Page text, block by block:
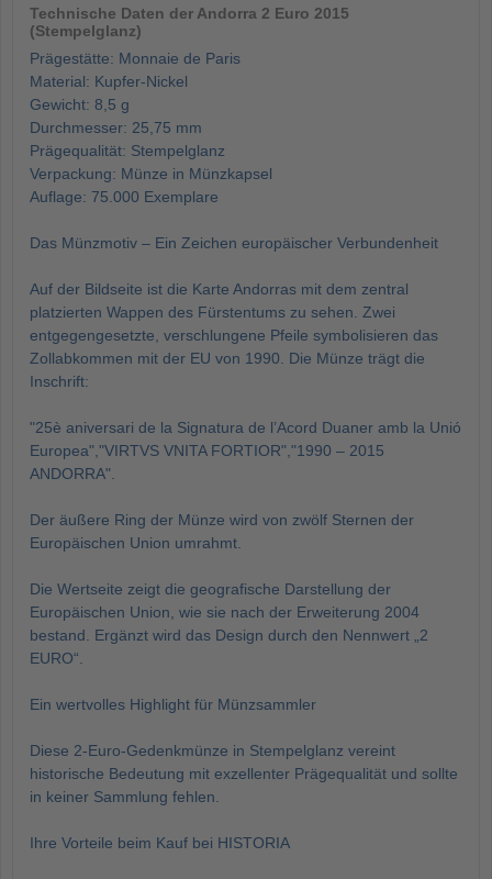
Technische Daten der Andorra 2 Euro 2015
(Stempelglanz)
Prägestätte: Monnaie de Paris
Material: Kupfer-Nickel
Gewicht: 8,5 g
Durchmesser: 25,75 mm
Prägequalität: Stempelglanz
Verpackung: Münze in Münzkapsel
Auflage: 75.000 Exemplare
Das Münzmotiv – Ein Zeichen europäischer Verbundenheit
Auf der Bildseite ist die Karte Andorras mit dem zentral
platzierten Wappen des Fürstentums zu sehen. Zwei
entgegengesetzte, verschlungene Pfeile symbolisieren das
Zollabkommen mit der EU von 1990. Die Münze trägt die
Inschrift:
"25è aniversari de la Signatura de l’Acord Duaner amb la Unió
Europea","VIRTVS VNITA FORTIOR","1990 – 2015
ANDORRA".
Der äußere Ring der Münze wird von zwölf Sternen der
Europäischen Union umrahmt.
Die Wertseite zeigt die geografische Darstellung der
Europäischen Union, wie sie nach der Erweiterung 2004
bestand. Ergänzt wird das Design durch den Nennwert „2
EURO“.
Ein wertvolles Highlight für Münzsammler
Diese 2-Euro-Gedenkmünze in Stempelglanz vereint
historische Bedeutung mit exzellenter Prägequalität und sollte
in keiner Sammlung fehlen.
Ihre Vorteile beim Kauf bei HISTORIA